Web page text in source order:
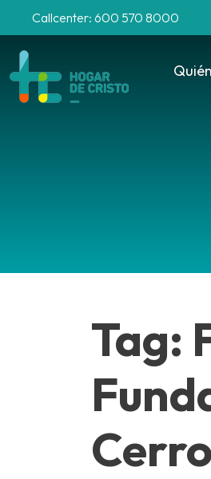
Callcenter: 600 570 8000
Tag: